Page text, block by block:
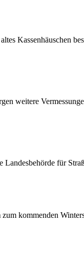
Kassenhäuschen
weitere
für
kommenden